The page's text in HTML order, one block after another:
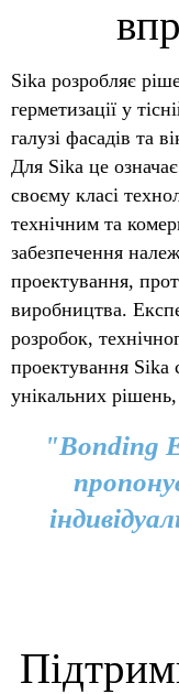
Sika розробляє
герметизації у
галузі фасадів та
Для Sika це
своєму класі
технічним та
забезпечення
проектування,
виробництва.
розробок,
проектування Sika
унікальних
"Bonding